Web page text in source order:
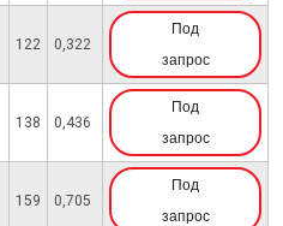
122 0,322
Под
запрос
138 0,436
Под
запрос
159 0,705
Под
запрос